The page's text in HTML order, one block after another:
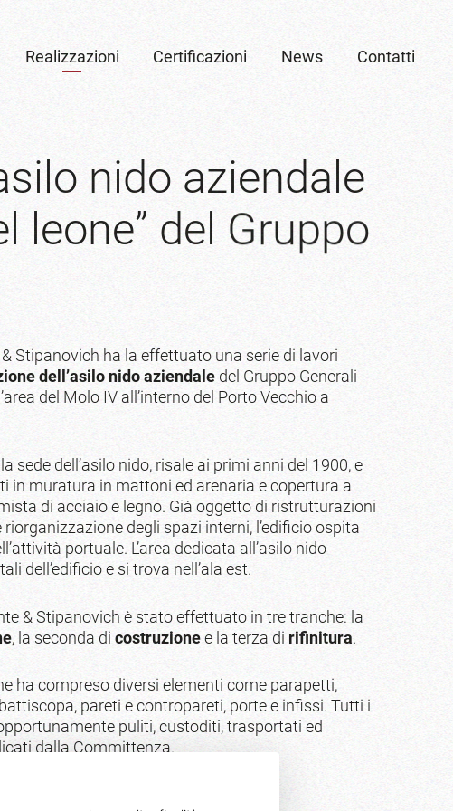
Realizzazioni Certificazioni News Contatti
nido aziendale
leone” del Gruppo
Stipanovich ha la effettuato una serie di lavori
dell’asilo nido aziendale del Gruppo Generali
del Molo IV all’interno del Porto Vecchio a
sede dell’asilo nido, risale ai primi anni del 1900, e
in muratura in mattoni ed arenaria e copertura a
di acciaio e legno. Già oggetto di ristrutturazioni
degli spazi interni, l’edificio ospita
portuale. L’area dedicata all’asilo nido
dell’edificio e si trova nell’ala est.
& Stipanovich è stato effettuato in tre tranche: la
, la seconda di costruzionee la terza di rifinitura.
ha compreso diversi elementi come parapetti,
pareti e contropareti, porte e infissi. Tutti i
puliti, custoditi, trasportati ed
dalla Committenza.